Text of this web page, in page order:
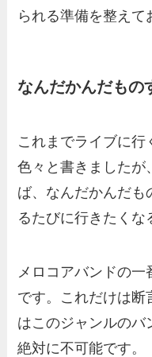
られる準備を整えて
なんだかんだもの
これまでライブに行
色々と書きましたが
ば、なんだかんだも
るたびに行きたくな
メロコアバンドの
です。これだけは断
はこのジャンルのバ
絶対に不可能です。